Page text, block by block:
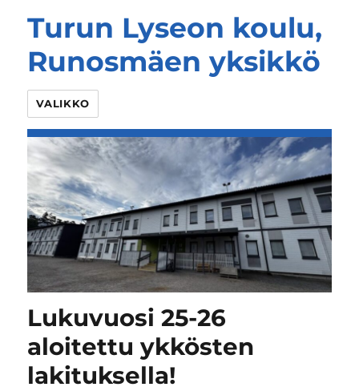
Turun Lyseon koulu,
Runosmäen yksikkö
VALIKKO
Lukuvuosi 25-26
aloitettu ykkösten
lakituksella!